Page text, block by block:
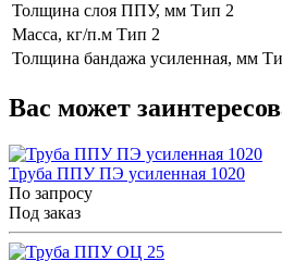
Толщина слоя ППУ, мм Тип 2
Масса, кг/п.м Тип 2
Толщина бандажа усиленная, мм
Вас может
Труба ППУ ПЭ усиленная 1020
По запросу
Под заказ